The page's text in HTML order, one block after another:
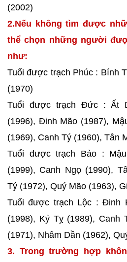
(2002)
2.Nếu không tìm được
thể chọn những người
như:
Tuổi được trạch Phúc : Bính
(1970)
Tuổi được trạch Đức : Ất
(1996), Đinh Mão (1987),
(1969), Canh Tý (1960), Tân
Tuổi được trạch Bảo :
(1999), Canh Ngọ (1990),
Tý (1972), Quý Mão (1963),
Tuổi được trạch Lộc : Đinh
(1998), Kỷ Tỵ (1989), Canh
(1971), Nhâm Dần (1962),
3. Trong trường hợp